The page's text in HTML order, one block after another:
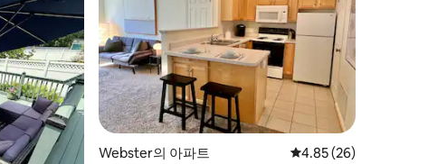
Webster의 아파트 평점 4.85점(5점 만점),
4.85 (26)